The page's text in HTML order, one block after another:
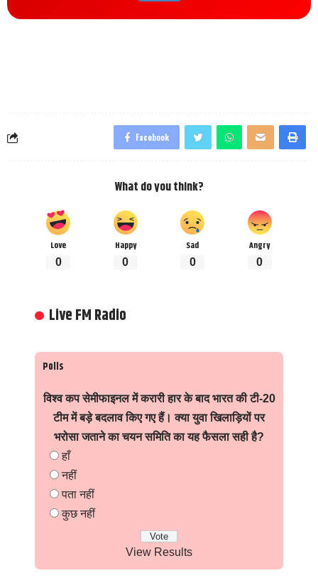
Facebook
What do you think?
Love
0
Happy
0
Sad
0
Angry
0
Live FM Radio
Polls
विश्व कप सेमीफाइनल में करारी हार के बाद भारत की टी-20
टीम में बड़े बदलाव किए गए हैं। क्या युवा खिलाड़ियों पर
भरोसा जताने का चयन समिति का यह फैसला सही है?
हाँ
नहीं
पता नहीं
कुछ नहीं
View Results